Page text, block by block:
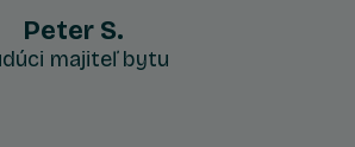
Peter S.
majiteľ bytu